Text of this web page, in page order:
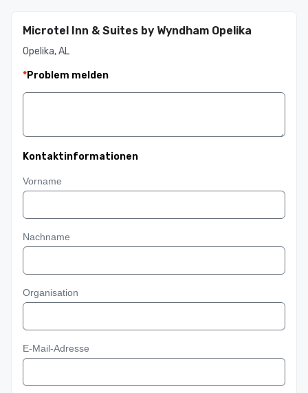
Microtel Inn & Suites by Wyndham Opelika
Opelika, AL
*Problem melden
Kontaktinformationen
Vorname
Nachname
Organisation
E-Mail-Adresse